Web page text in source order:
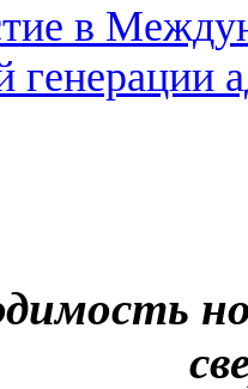
в
генерации